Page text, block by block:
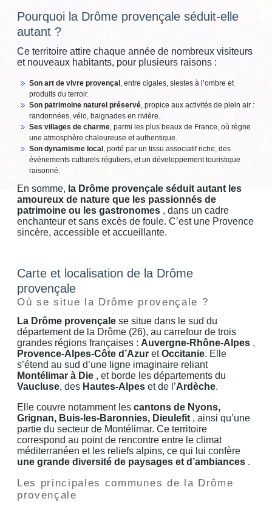
Pourquoi la Drôme provençale séduit-elle
autant ?
Ce territoire attire chaque année de nombreux visiteurs
et nouveaux habitants, pour plusieurs raisons :
Son art de vivre provençal , entre cigales, siestes à l’ombre et
produits du terroir.
Son patrimoine naturel préservé, propice aux activités de plein air :
randonnées, vélo, baignades en rivière.
Ses villages de charme, parmi les plus beaux de France, où règne
une atmosphère chaleureuse et authentique.
Son dynamisme local , porté par un tissu associatif riche, des
événements culturels réguliers, et un développement touristique
raisonné.
En somme, la Drôme provençale séduit autant les
amoureux de nature que les passionnés de
patrimoine ou les gastronomes , dans un cadre
enchanteur et sans excès de foule. C’est une Provence
sincère, accessible et accueillante.
Carte et localisation de la Drôme
provençale
Où se situe la Drôme provençale ?
La Drôme provençalese situe dans le sud du
département de la Drôme (26), au carrefour de trois
grandes régions françaises : Auvergne-Rhône-Alpes ,
Provence-Alpes-Côte d’AzuretOccitanie. Elle
s’étend au sud d’une ligne imaginaire reliant
Montélimar à Die , et borde les départements du
Vaucluse, des Hautes-Alpes et de l’Ardèche.
Elle couvre notamment les cantons de Nyons,
Grignan, Buis-les-Baronnies, Dieulefit , ainsi qu’une
partie du secteur de Montélimar. Ce territoire
correspond au point de rencontre entre le climat
méditerranéen et les reliefs alpins, ce qui lui confère
une grande diversité de paysages et d’ambiances .
Les principales communes de la Drôme
provençale